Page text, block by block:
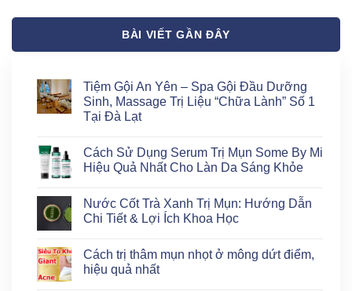
BÀI VIẾT GẦN ĐÂY
Tiệm Gội An Yên – Spa Gội Đầu Dưỡng
Sinh, Massage Trị Liệu “Chữa Lành” Số 1
Tại Đà Lạt
bình
luận
ở
An
Yên
–
Đầu
Dưỡng
Sinh,
Cách Sử Dụng Serum Trị Mụn Some By Mi
Hiệu Quả Nhất Cho Làn Da Sáng Khỏe
bình
luận
ở
Dụng
Serum
Trị
Nước Cốt Trà Xanh Trị Mụn: Hướng Dẫn
Chi Tiết & Lợi Ích Khoa Học
bình
luận
ở
Cách trị thâm mụn nhọt ở mông dứt điểm,
hiệu quả nhất